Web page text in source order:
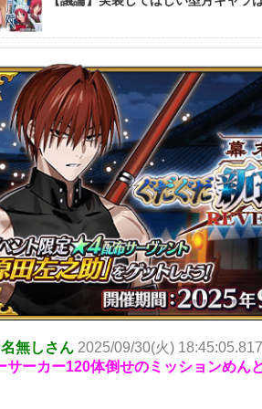
名無しさん 2025/09/30(火) 18:45:05.817
サーカー120体倒せのミッションめん